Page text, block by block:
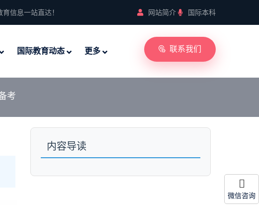
育信息一站直达！ 网站简介 国际本科
国际教育动态 更多 联系我们
考
内容导读
微信咨询